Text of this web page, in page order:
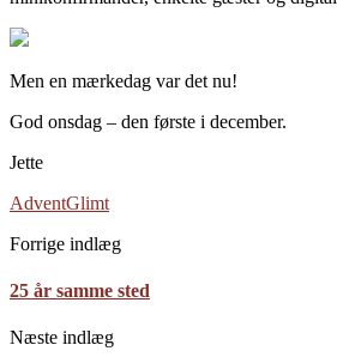
Men en mærkedag var det nu!
God onsdag – den første i december.
Jette
AdventGlimt
Forrige indlæg
25 år samme sted
Næste indlæg